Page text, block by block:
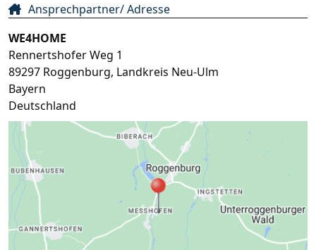
Ansprechpartner/ Adresse
WE4HOME
Rennertshofer Weg 1
89297 Roggenburg, Landkreis Neu-Ulm
Bayern
Deutschland